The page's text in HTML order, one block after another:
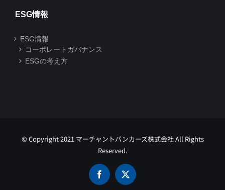
ESG情報
ESG情報
コーポレートガバナンス
ESGの考え方
© Copyright 2021 マーチャントバンカーズ株式会社 All Rights
Reserved.
Facebook
X